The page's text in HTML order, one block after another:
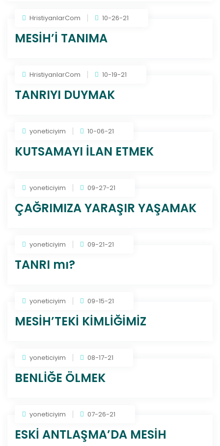
HristiyanlarCom 10-26-21
MESİH’İ TANIMA
HristiyanlarCom 10-19-21
TANRIYI DUYMAK
yoneticiyim 10-06-21
KUTSAMAYI İLAN ETMEK
yoneticiyim 09-27-21
ÇAĞRIMIZA YARAŞIR YAŞAMAK
yoneticiyim 09-21-21
TANRI mı?
yoneticiyim 09-15-21
MESİH’TEKİ KİMLİĞİMİZ
yoneticiyim 08-17-21
BENLİĞE ÖLMEK
yoneticiyim 07-26-21
ESKİ ANTLAŞMA’DA MESİH